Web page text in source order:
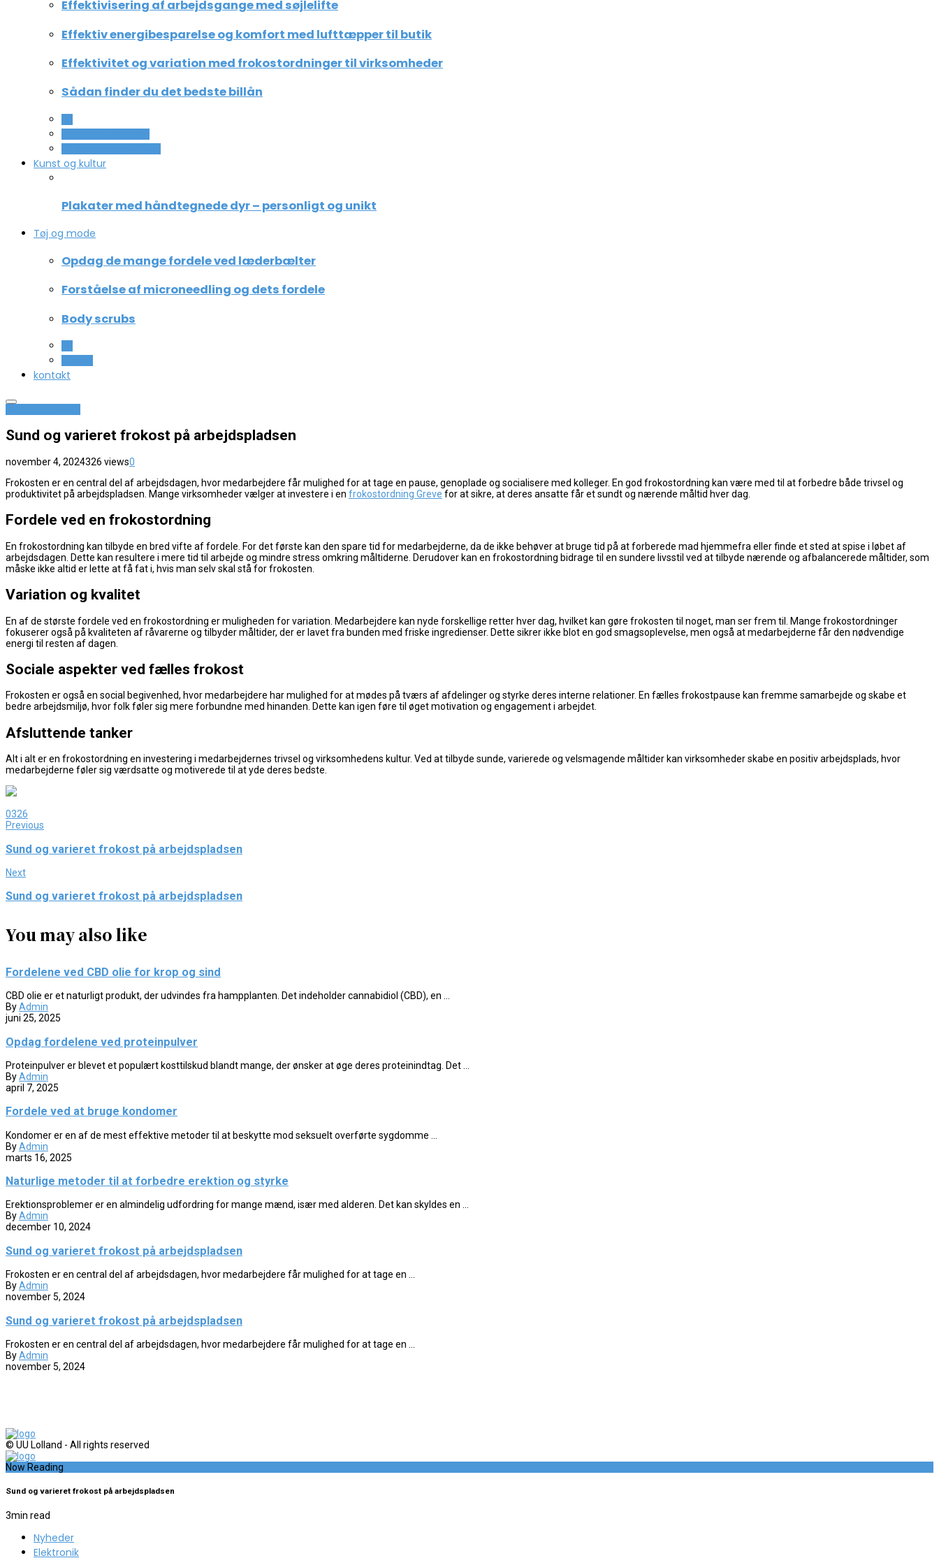
Effektivisering af arbejdsgange med søjlelifte
Effektiv energibesparelse og komfort med lufttæpper til butik
Effektivitet og variation med frokostordninger til virksomheder
Sådan finder du det bedste billån
Kunst og kultur
Plakater med håndtegnede dyr – personligt og unikt
Tøj og mode
Opdag de mange fordele ved læderbælter
Forståelse af microneedling og dets fordele
Body scrubs
kontakt
Sund og varieret frokost på arbejdspladsen
november 4, 2024326 views0
Frokosten er en central del af arbejdsdagen, hvor medarbejdere får mulighed for at tage en pause, genoplade og socialisere med kolleger. En god frokostordning kan være med til at forbedre både trivsel og
produktivitet på arbejdspladsen. Mange virksomheder vælger at investere i en frokostordning Greve for at sikre, at deres ansatte får et sundt og nærende måltid hver dag.
Fordele ved en frokostordning
En frokostordning kan tilbyde en bred vifte af fordele. For det første kan den spare tid for medarbejderne, da de ikke behøver at bruge tid på at forberede mad hjemmefra eller finde et sted at spise i løbet af
arbejdsdagen. Dette kan resultere i mere tid til arbejde og mindre stress omkring måltiderne. Derudover kan en frokostordning bidrage til en sundere livsstil ved at tilbyde nærende og afbalancerede måltider, som
måske ikke altid er lette at få fat i, hvis man selv skal stå for frokosten.
Variation og kvalitet
En af de største fordele ved en frokostordning er muligheden for variation. Medarbejdere kan nyde forskellige retter hver dag, hvilket kan gøre frokosten til noget, man ser frem til. Mange frokostordninger
fokuserer også på kvaliteten af råvarerne og tilbyder måltider, der er lavet fra bunden med friske ingredienser. Dette sikrer ikke blot en god smagsoplevelse, men også at medarbejderne får den nødvendige
energi til resten af dagen.
Sociale aspekter ved fælles frokost
Frokosten er også en social begivenhed, hvor medarbejdere har mulighed for at mødes på tværs af afdelinger og styrke deres interne relationer. En fælles frokostpause kan fremme samarbejde og skabe et
bedre arbejdsmiljø, hvor folk føler sig mere forbundne med hinanden. Dette kan igen føre til øget motivation og engagement i arbejdet.
Afsluttende tanker
Alt i alt er en frokostordning en investering i medarbejdernes trivsel og virksomhedens kultur. Ved at tilbyde sunde, varierede og velsmagende måltider kan virksomheder skabe en positiv arbejdsplads, hvor
medarbejderne føler sig værdsatte og motiverede til at yde deres bedste.
0326
Previous
Sund og varieret frokost på arbejdspladsen
Next
Sund og varieret frokost på arbejdspladsen
You may also like
Fordelene ved CBD olie for krop og sind
CBD olie er et naturligt produkt, der udvindes fra hampplanten. Det indeholder cannabidiol (CBD), en ...
ByAdmin
juni 25, 2025
Opdag fordelene ved proteinpulver
Proteinpulver er blevet et populært kosttilskud blandt mange, der ønsker at øge deres proteinindtag. Det ...
ByAdmin
april 7, 2025
Fordele ved at bruge kondomer
Kondomer er en af de mest effektive metoder til at beskytte mod seksuelt overførte sygdomme ...
ByAdmin
marts 16, 2025
Naturlige metoder til at forbedre erektion og styrke
Erektionsproblemer er en almindelig udfordring for mange mænd, især med alderen. Det kan skyldes en ...
ByAdmin
december 10, 2024
Sund og varieret frokost på arbejdspladsen
Frokosten er en central del af arbejdsdagen, hvor medarbejdere får mulighed for at tage en ...
ByAdmin
november 5, 2024
Sund og varieret frokost på arbejdspladsen
Frokosten er en central del af arbejdsdagen, hvor medarbejdere får mulighed for at tage en ...
ByAdmin
november 5, 2024
© UU Lolland - All rights reserved
Now Reading
Sund og varieret frokost på arbejdspladsen
3min read
Nyheder
Elektronik